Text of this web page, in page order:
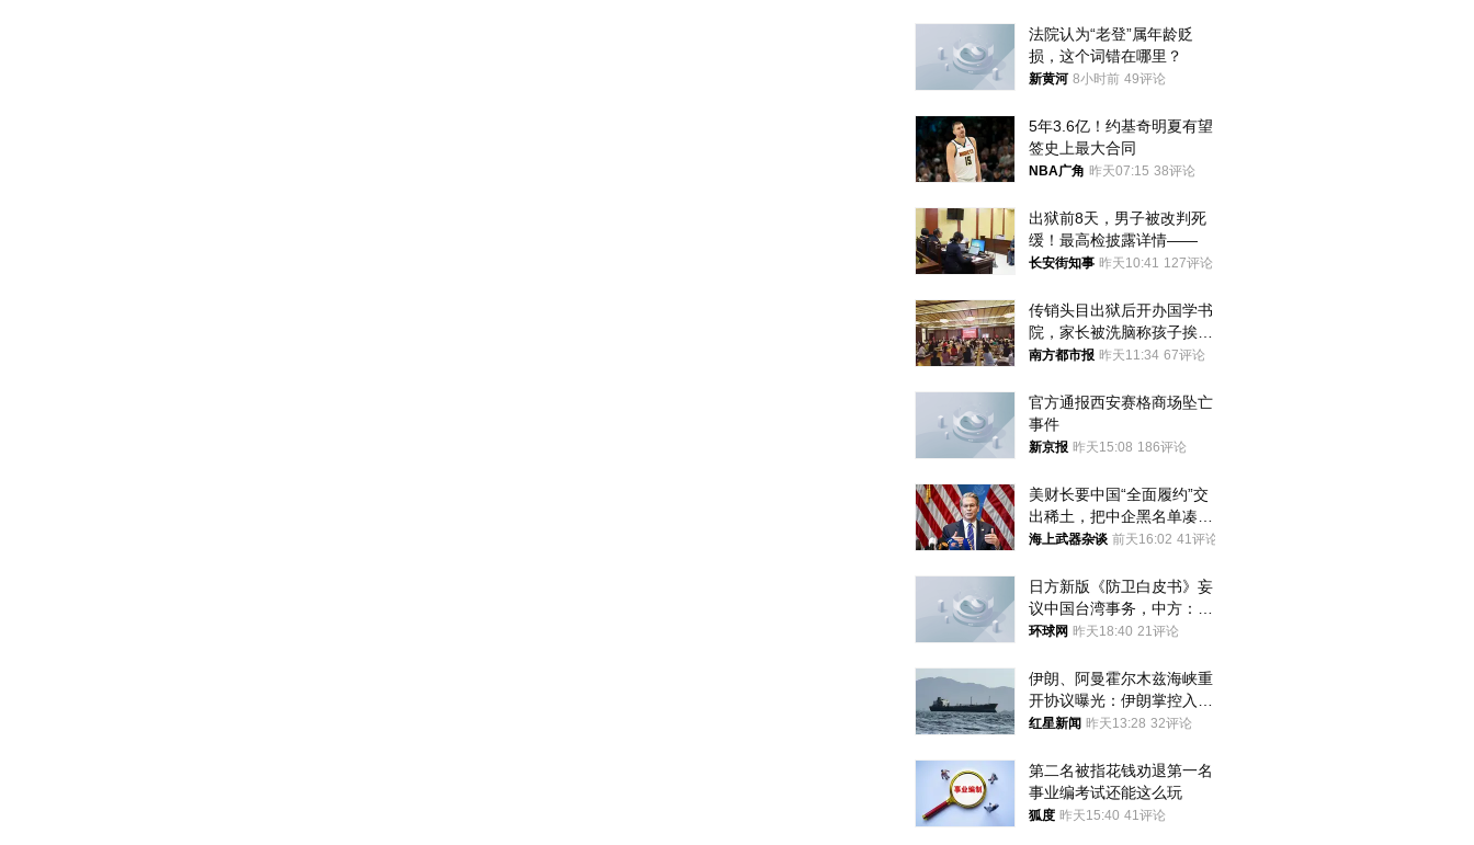
法院认为“老登”属年龄贬
损，这个词错在哪里？
新黄河 8小时前 49评论
5年3.6亿！约基奇明夏有望
签史上最大合同
NBA广角 昨天07:15 38评论
出狱前8天，男子被改判死
缓！最高检披露详情——
长安街知事 昨天10:41 127评论
传销头目出狱后开办国学书
院，家长被洗脑称孩子挨打
才有效果
南方都市报 昨天11:34 67评论
官方通报西安赛格商场坠亡
事件
新京报 昨天15:08 186评论
美财长要中国“全面履约”交
出稀土，把中企黑名单凑到
187家，中方做最坏打算
海上武器杂谈 前天16:02 41评论
日方新版《防卫白皮书》妄
议中国台湾事务，中方：强
烈不满、坚决反对，已向日
环球网 昨天18:40 21评论
伊朗、阿曼霍尔木兹海峡重
开协议曝光：伊朗掌控入湾
航道，与阿曼平分“服务费”
红星新闻 昨天13:28 32评论
第二名被指花钱劝退第一名
事业编考试还能这么玩
狐度 昨天15:40 41评论